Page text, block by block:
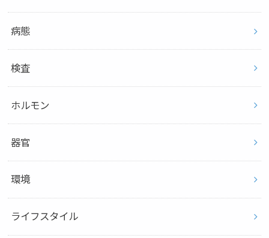
病態
検査
ホルモン
器官
環境
ライフスタイル